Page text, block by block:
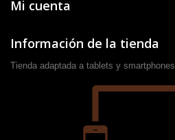
Mi cuenta
Información de la tienda
Tienda adaptada a tablets y smartphones